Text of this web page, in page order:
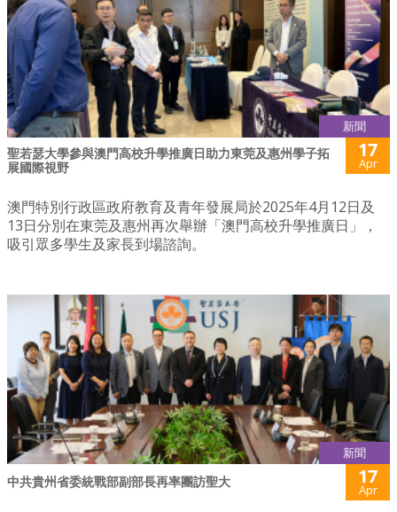
新聞
聖若瑟大學參與澳門高校升學推廣日助力東莞及惠州學子拓
展國際視野
17
Apr
澳門特別行政區政府教育及青年發展局於2025年4月12日及
13日分別在東莞及惠州再次舉辦「澳門高校升學推廣日」，
吸引眾多學生及家長到場諮詢。
新聞
中共貴州省委統戰部副部長再率團訪聖大 17
Apr